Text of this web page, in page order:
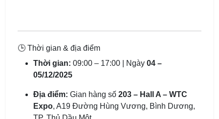
🕒 Thời gian & địa điểm
Thời gian: 09:00 – 17:00 | Ngày 04 –
05/12/2025
Địa điểm: Gian hàng số 203 – Hall A – WTC
Expo, A19 Đường Hùng Vương, Bình Dương,